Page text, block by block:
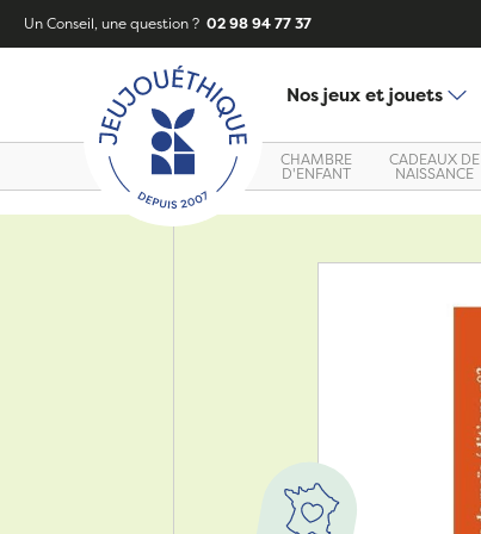
Un Conseil, une question ? 02 98 94 77 37
Nos jeux et jouets
CHAMBRE
D'ENFANT
CADEAUX DE
NAISSANCE